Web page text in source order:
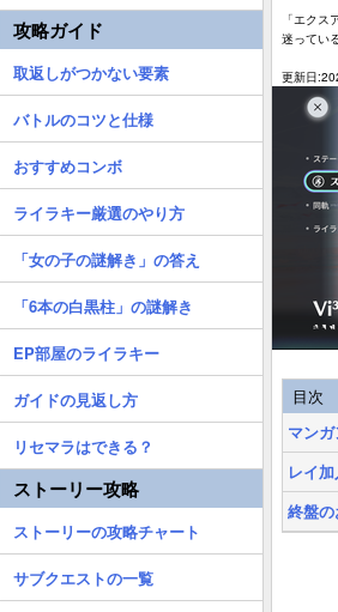
「エク
迷ってい
更新日
目次
マン
レイ
終盤
攻略ガイド
取返しがつかない要素
バトルのコツと仕様
おすすめコンボ
ライラキー厳選のやり方
「女の子の謎解き」の答え
「6本の白黒柱」の謎解き
EP部屋のライラキー
ガイドの見返し方
リセマラはできる？
ストーリー攻略
ストーリーの攻略チャート
サブクエストの一覧